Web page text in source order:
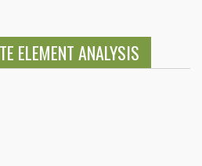
ELEMENT ANALYSIS